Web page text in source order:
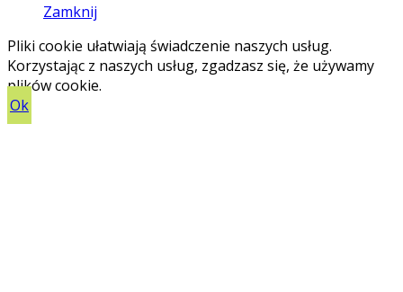
Zamknij
Pliki cookie ułatwiają świadczenie naszych usług.
Korzystając z naszych usług, zgadzasz się, że używamy
plików cookie.
Ok